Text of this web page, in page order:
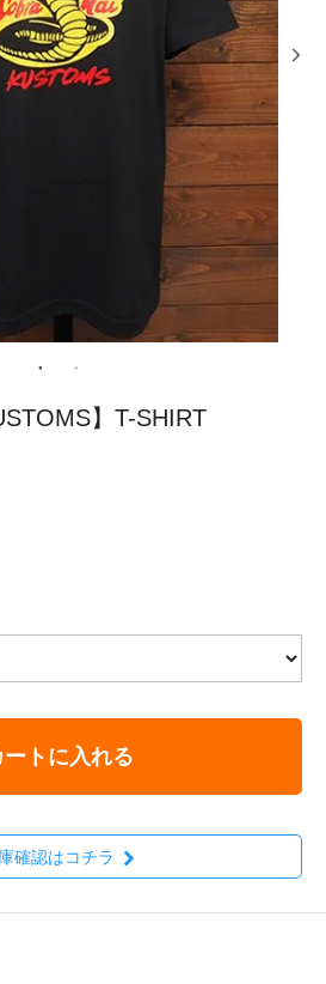
】T-SHIRT
ートに入れる
確認はコチラ